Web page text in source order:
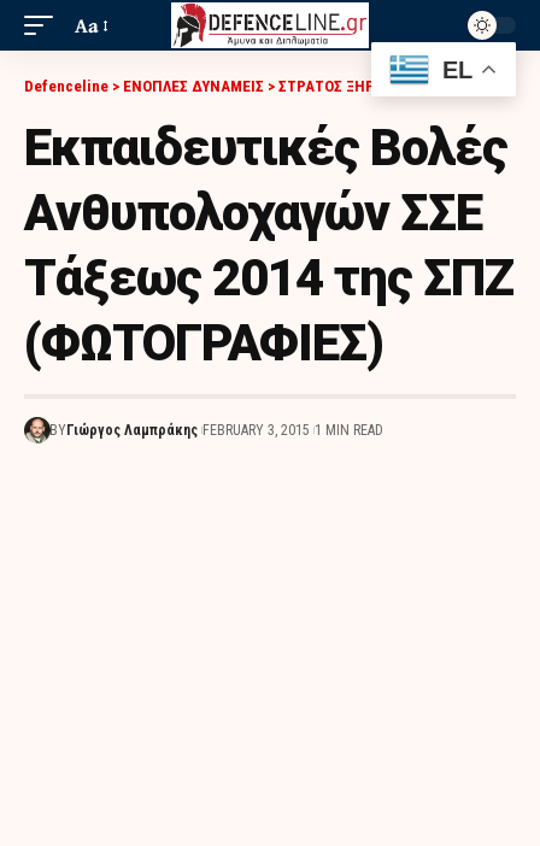
Aa
Defenceline > ΕΝΟΠΛΕΣ ΔΥΝΑΜΕΙΣ > ΣΤΡΑΤΟΣ ΞΗΡΑΣ>ΕΚΠΑΙΔΕΥΤΙΚΈΣ ΒΟΛΈΣ ΑΝΘΥΠΟΛΟΧΑΓΏΝ ΣΣΕ ΤΆΞΕΩΣ 2014 ΤΗΣ ΣΠΖ (ΦΩΤΟΓΡΑΦΙΕΣ)
Εκπαιδευτικές Βολές
Ανθυπολοχαγών ΣΣΕ
Τάξεως 2014 της ΣΠΖ
(ΦΩΤΟΓΡΑΦΙΕΣ)
BY Γιώργος Λαμπράκης FEBRUARY 3, 2015 1 MIN READ
EL